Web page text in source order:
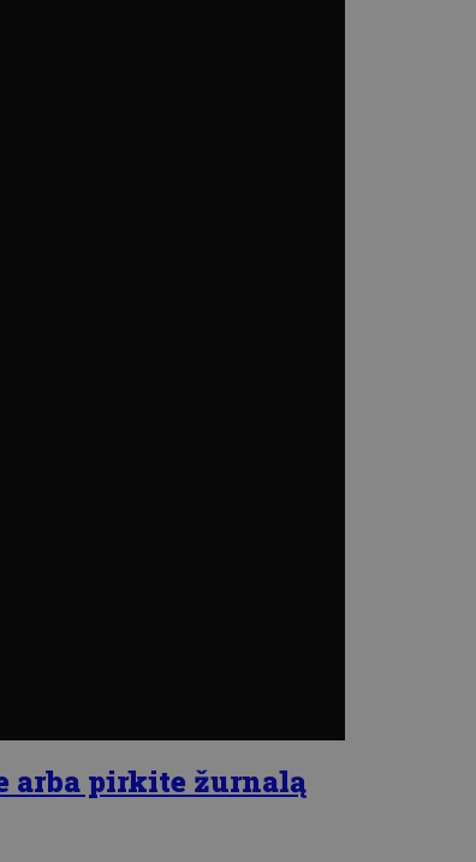
arba pirkite žurnalą